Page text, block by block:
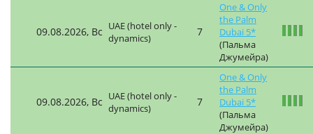
09.08.2026, Вс UAE (hotel only -
dynamics)
7
One & Only
the Palm
Dubai 5*
(Пальма
Джумейра)
09.08.2026, Вс UAE (hotel only -
dynamics)
7
One & Only
the Palm
Dubai 5*
(Пальма
Джумейра)